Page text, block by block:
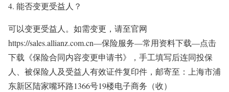
4. 能否变更受益人？
可以变更受益人。如需变更，请至官网
https://sales.allianz.com.cn—保险服务—常用资料下载—点击
下载《保险合同内容变更申请书》，手工填写后连同投保
人、被保险人及受益人有效证件复印件，邮寄至：上海市浦
东新区陆家嘴环路1366号19楼电子商务（收）